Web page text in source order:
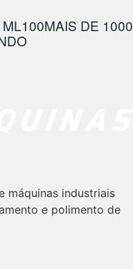
MAIS DE 1000
máquinas industriais
e polimento de